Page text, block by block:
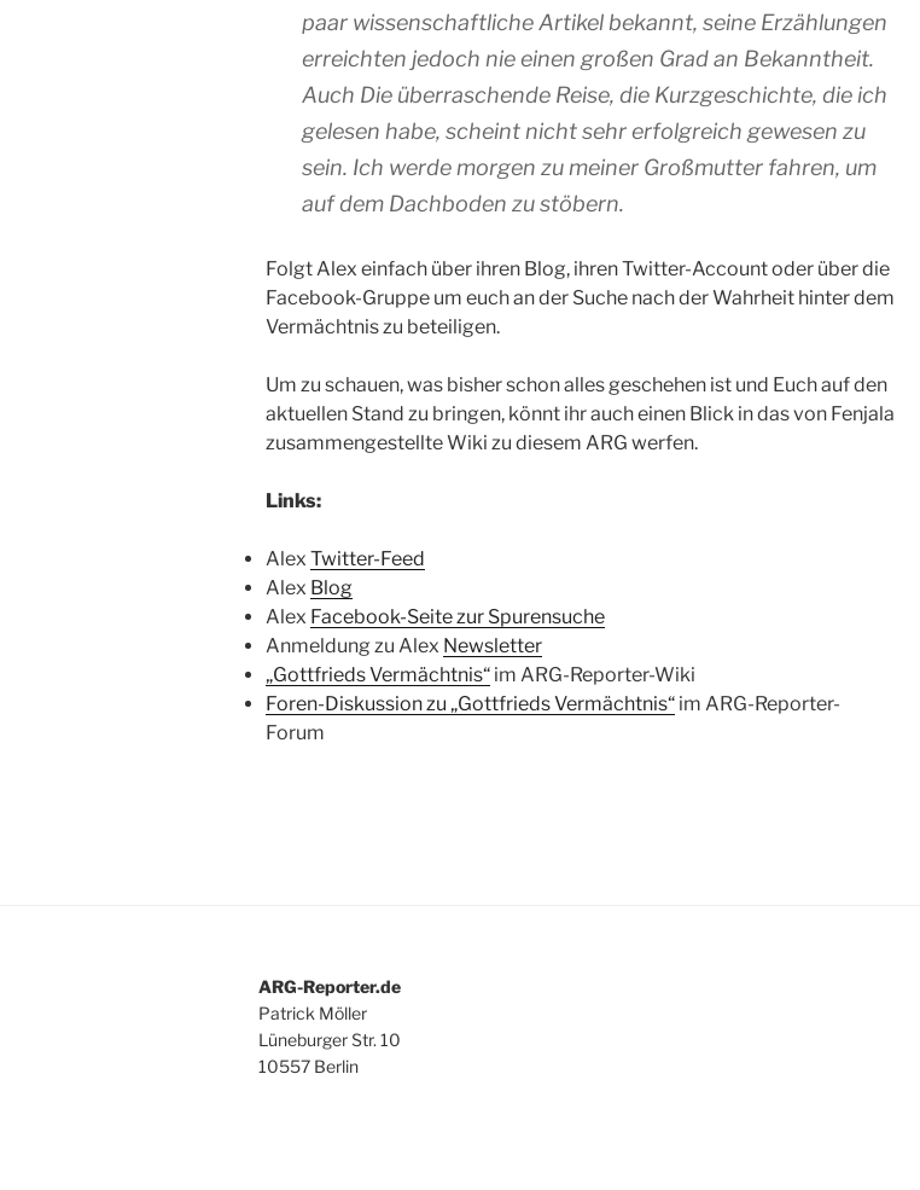
paar wissenschaftliche Artikel bekannt, seine Erzählungen
erreichten jedoch nie einen großen Grad an Bekanntheit.
Auch Die überraschende Reise, die Kurzgeschichte, die ich
gelesen habe, scheint nicht sehr erfolgreich gewesen zu
sein. Ich werde morgen zu meiner Großmutter fahren, um
auf dem Dachboden zu stöbern.
Folgt Alex einfach über ihren Blog, ihren Twitter-Account oder über die
Facebook-Gruppe um euch an der Suche nach der Wahrheit hinter dem
Vermächtnis zu beteiligen.
Um zu schauen, was bisher schon alles geschehen ist und Euch auf den
aktuellen Stand zu bringen, könnt ihr auch einen Blick in das von Fenjala
zusammengestellte Wiki zu diesem ARG werfen.
Links:
Alex Twitter-Feed
Alex Blog
Alex Facebook-Seite zur Spurensuche
Anmeldung zu Alex Newsletter
„Gottfrieds Vermächtnis“ im ARG-Reporter-Wiki
Foren-Diskussion zu „Gottfrieds Vermächtnis“ im ARG-Reporter-
Forum
ARG-Reporter.de
Patrick Möller
Lüneburger Str. 10
10557 Berlin